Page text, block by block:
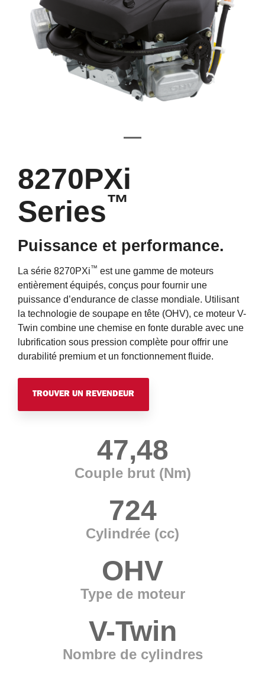
8270PXi
Series™
Puissance et performance.
La série 8270PXi™ est une gamme de moteurs
entièrement équipés, conçus pour fournir une
puissance d’endurance de classe mondiale. Utilisant
la technologie de soupape en tête (OHV), ce moteur V-
Twin combine une chemise en fonte durable avec une
lubrification sous pression complète pour offrir une
durabilité premium et un fonctionnement fluide.
TROUVER UN REVENDEUR
Couple brut (Nm)
47,48
Cylindrée (cc)
724
Type de moteur
OHV
Nombre de cylindres
V-Twin